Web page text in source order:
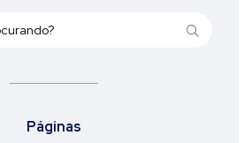
Páginas